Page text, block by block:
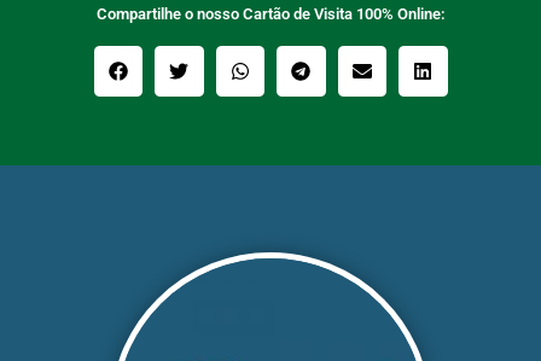
Compartilhe o nosso Cartão de Visita 100% Online: